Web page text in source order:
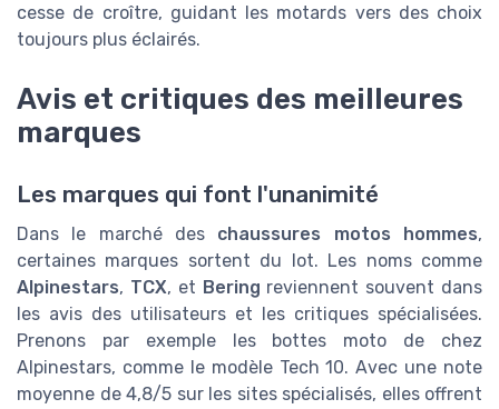
cesse de croître, guidant les motards vers des choix
toujours plus éclairés.
Avis et critiques des meilleures
marques
Les marques qui font l'unanimité
Dans le marché des chaussures motos hommes,
certaines marques sortent du lot. Les noms comme
Alpinestars, TCX, et Bering reviennent souvent dans
les avis des utilisateurs et les critiques spécialisées.
Prenons par exemple les bottes moto de chez
Alpinestars, comme le modèle Tech 10. Avec une note
moyenne de 4,8/5 sur les sites spécialisés, elles offrent